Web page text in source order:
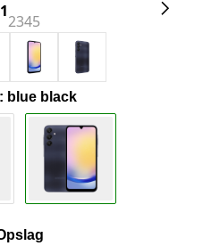
1
2345
blue black